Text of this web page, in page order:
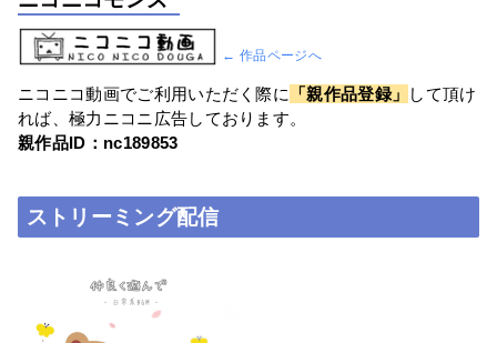
← 作品ページへ
ニコニコ動画でご利用いただく際に 「親作品登録」
して頂け
れば、極力ニコニ広告しております。
親作品ID：nc189853
ストリーミング配信